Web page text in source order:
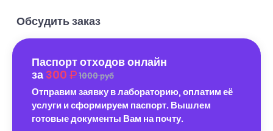
Обсудить заказ
Паспорт отходов онлайн
за 300 1000 руб
Отправим заявку в лабораторию, оплатим её
услуги и сформируем паспорт. Вышлем
готовые документы Вам на почту.